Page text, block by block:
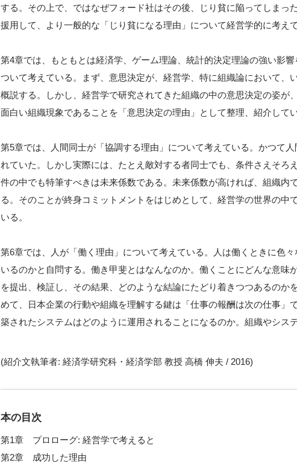
する。その上で、ではなぜフォード社はその後、じり貧に陥ってしまっ
援用して、より一般的な「じり貧になる理由」について経営学的に考えて
第4章では、もともとは経済学、ゲーム理論、統計的決定理論の強い影
ついて考えている。まず、意思決定が、経営学、特に組織論において、
概説する。しかし、経営学で研究されてきた組織の中の意思決定の姿が
面白い組織現象であることを「意思決定の理由」として整理、紹介してい
第5章では、人間同士が「協調する理由」について考えている。かつて
れていた。しかし実際には、たとえ敵対する者同士でも、条件さえそろ
件の中でも特筆すべきは未来係数である。未来係数が高ければ、組織内
る。そのことが終身コミットメントをはじめとして、経営学の世界の中
いる。
第6章では、人が「働く理由」について考えている。人は働くときに色
いるのかと自問する。働き甲斐とはなんなのか。働くことにどんな意味
を提出、検証し、その結果、どのような結論にたどり着きつつあるのか
めて、日本企業の行動や組織を理解する鍵は「仕事の報酬は次の仕事」
築されたシステムはどのように運用されることになるのか。組織やシス
(紹介文執筆者: 経済学研究科・経済学部 教授 高橋 伸夫 / 2016)
本の目次
第1章 プロローグ: 経営学で考えると
第2章 成功した理由